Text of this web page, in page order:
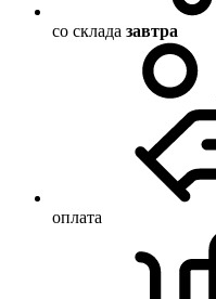
со склада завтра
оплата